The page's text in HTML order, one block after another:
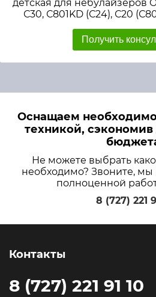
детская для небулайзеров
С30, С801KD (С24), С20
Получить
Оснащаем
техникой, сэкономив
Не можете выбрать
необходимо? Звоните,
полноценной
8 (727) 221
Контакты
8 (727) 221 91 10